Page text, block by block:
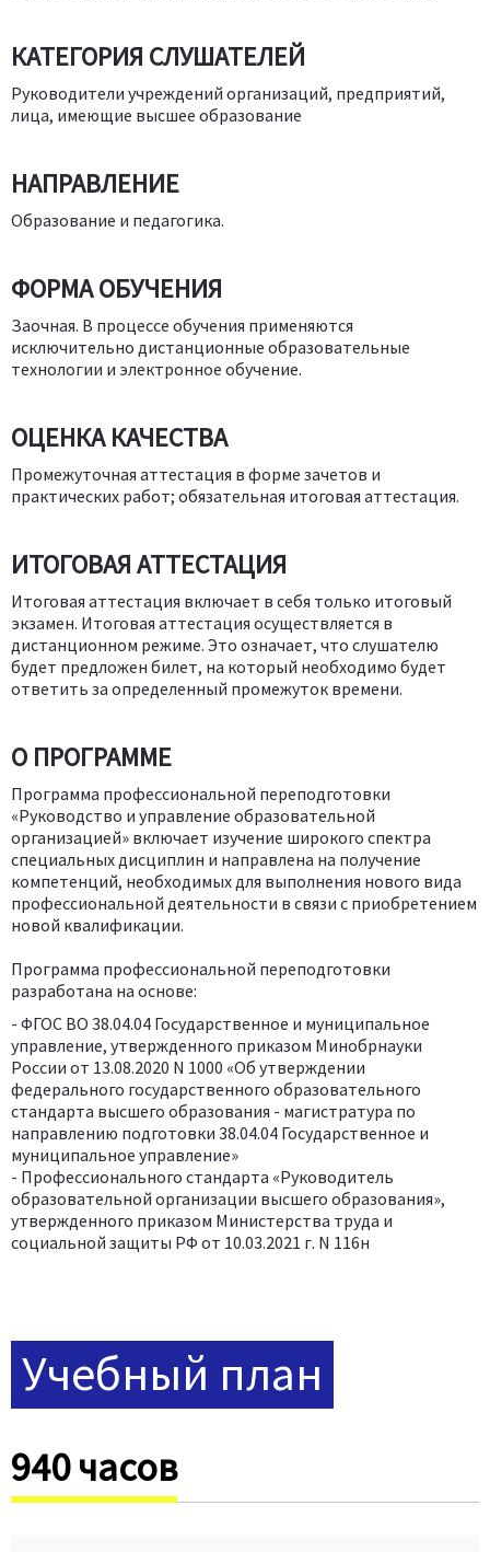
КАТЕГОРИЯ СЛУШАТЕЛЕЙ
Руководители учреждений организаций, предприятий,
лица, имеющие высшее образование
НАПРАВЛЕНИЕ
Образование и педагогика.
ФОРМА ОБУЧЕНИЯ
Заочная. В процессе обучения применяются
исключительно дистанционные образовательные
технологии и электронное обучение.
ОЦЕНКА КАЧЕСТВА
Промежуточная аттестация в форме зачетов и
практических работ; обязательная итоговая аттестация.
ИТОГОВАЯ АТТЕСТАЦИЯ
Итоговая аттестация включает в себя только итоговый
экзамен. Итоговая аттестация осуществляется в
дистанционном режиме. Это означает, что слушателю
будет предложен билет, на который необходимо будет
ответить за определенный промежуток времени.
О ПРОГРАММЕ
Программа профессиональной переподготовки
«Руководство и управление образовательной
организацией» включает изучение широкого спектра
специальных дисциплин и направлена на получение
компетенций, необходимых для выполнения нового вида
профессиональной деятельности в связи с приобретением
новой квалификации.
Программа профессиональной переподготовки
разработана на основе:
- ФГОС ВО 38.04.04 Государственное и муниципальное
управление, утвержденного приказом Минобрнауки
России от 13.08.2020 N 1000 «Об утверждении
федерального государственного образовательного
стандарта высшего образования - магистратура по
направлению подготовки 38.04.04 Государственное и
муниципальное управление»
- Профессионального стандарта «Руководитель
образовательной организации высшего образования»,
утвержденного приказом Министерства труда и
социальной защиты РФ от 10.03.2021 г. N 116н
Учебный план
940 часов